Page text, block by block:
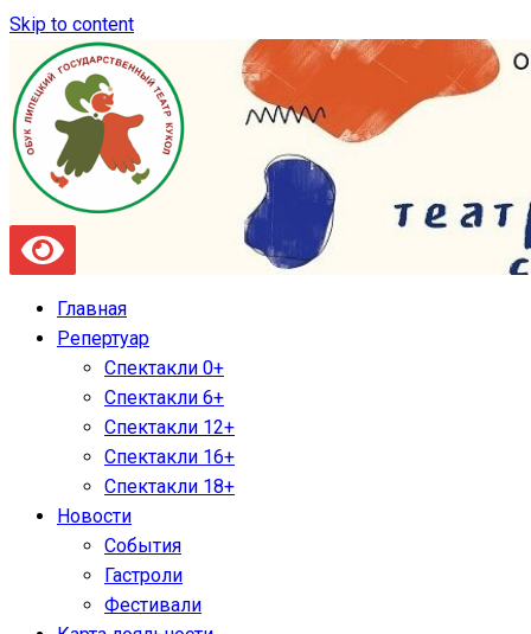
Skip to content
Главная
Репертуар
Спектакли 0+
Спектакли 6+
Спектакли 12+
Спектакли 16+
Спектакли 18+
Новости
События
Гастроли
Фестивали